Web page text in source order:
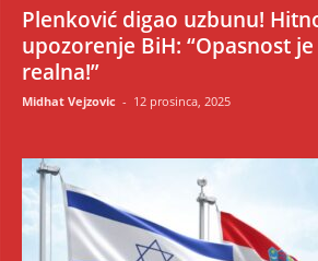
Plenković digao uzbunu!
upozorenje BiH: “Opasnost je
realna!”
Midhat Vejzovic - 12 prosinca, 2025